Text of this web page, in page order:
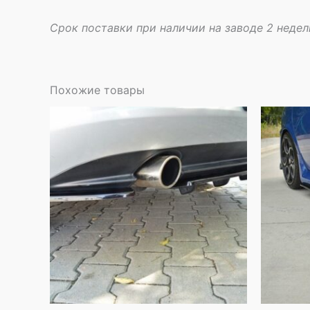
Срок поставки при наличии на заводе 2
Похожие товары